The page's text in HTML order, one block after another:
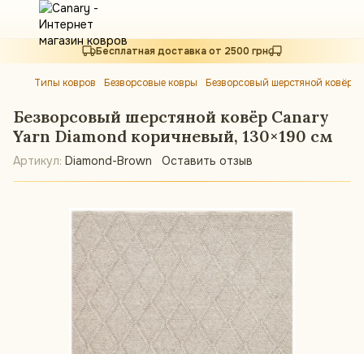
Бесплатная доставка от 2500 грн
Типы ковров Безворсовые ковры Безворсовый шерстяной ковёр
Безворсовый шерстяной ковёр Canary
Yarn Diamond коричневый, 130×190 см
Артикул: Diamond-Brown Оставить отзыв